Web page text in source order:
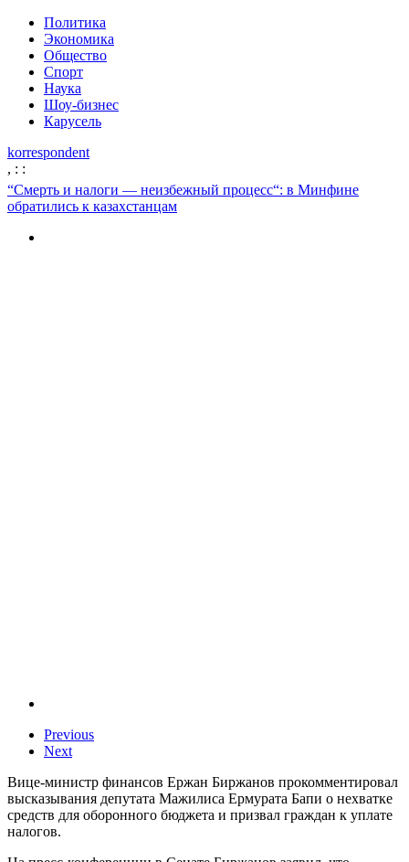
Политика
Экономика
Общество
Спорт
Наука
Шоу-бизнес
Карусель
korrespondent
, : :
“Смерть и налоги — неизбежный процесс“: в Минфине
обратились к казахстанцам
Previous
Next
Вице-министр финансов Ержан Биржанов прокомментировал
высказывания депутата Мажилиса Ермурата Бапи о нехватке
средств для оборонного бюджета и призвал граждан к уплате
налогов.